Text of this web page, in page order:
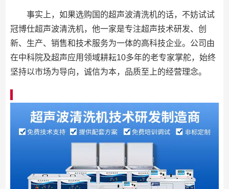
事实上，如果选购国的超声波清洗机的话，不妨试试
冠博仕超声波清洗机，他一家是专注超声技术研发、创
新、生产、销售和技术服务为一体的高科技企业。公司由
在中科院及超声应用领域耕耘10多年的老专家掌舵，始终
坚持以市场为导向，诚信为本，品质至上的经营理念。